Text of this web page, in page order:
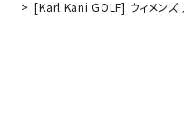
[Karl Kani GOLF] ウィメンズ